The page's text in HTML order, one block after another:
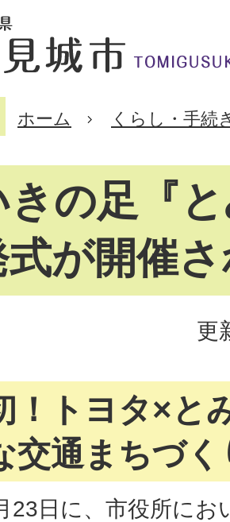
ホーム くらし・手続
きの足『
式が開催
更
！トヨタ×と
交通まちづく
23日に、市役所にお